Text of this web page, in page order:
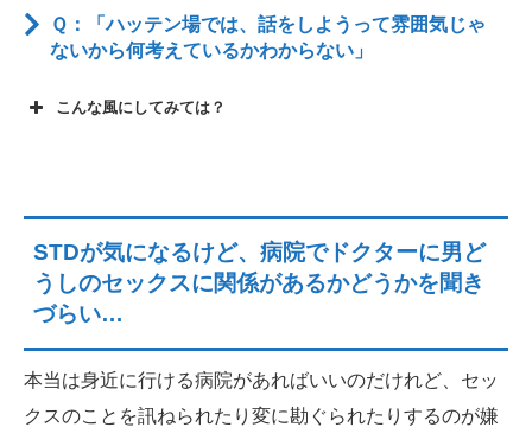
Ｑ：「ハッテン場では、話をしようって雰囲気じゃ
ないから何考えているかわからない」
こんな風にしてみては？
STDが気になるけど、病院でドクターに男ど
うしのセックスに関係があるかどうかを聞き
づらい…
本当は身近に行ける病院があればいいのだけれど、セッ
クスのことを訊ねられたり変に勘ぐられたりするのが嫌